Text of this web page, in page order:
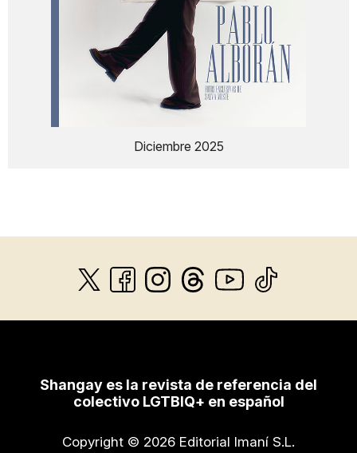
Diciembre 2025
Shangay es la revista de referencia del
colectivo LGTBIQ+ en español
Copyright © 2026 Editorial Imaní S.L.